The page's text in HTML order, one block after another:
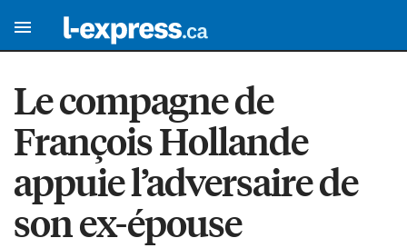
Le compagne de
François Hollande
appuie l’adversaire de
son ex-épouse